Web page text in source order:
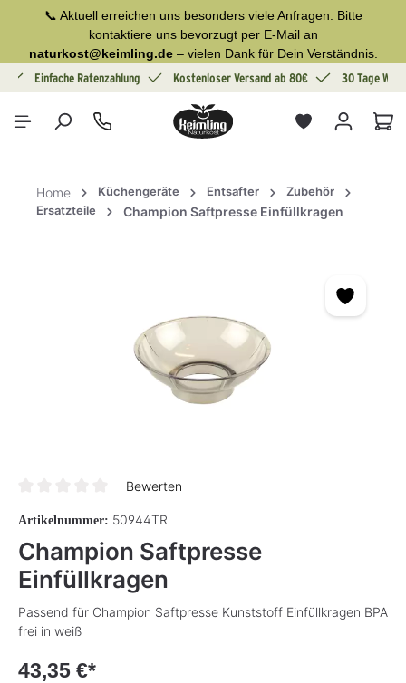
springen
📞 Aktuell erreichen uns besonders viele Anfragen. Bitte
kontaktiere uns bevorzugt per E-Mail an
naturkost@keimling.de– vielen Dank für Dein Verständnis.
Einfache Ratenzahlung Kostenloser Versand ab 80€ 30 Tage
Home Küchengeräte Entsafter
Zubehör
Ersatzteile
Champion Saftpresse Einfüllkragen
Bewerten
Artikelnummer: 50944TR
Champion Saftpresse
Einfüllkragen
Passend für Champion Saftpresse Kunststoff Einfüllkragen BPA
frei in weiß
43,35 €*